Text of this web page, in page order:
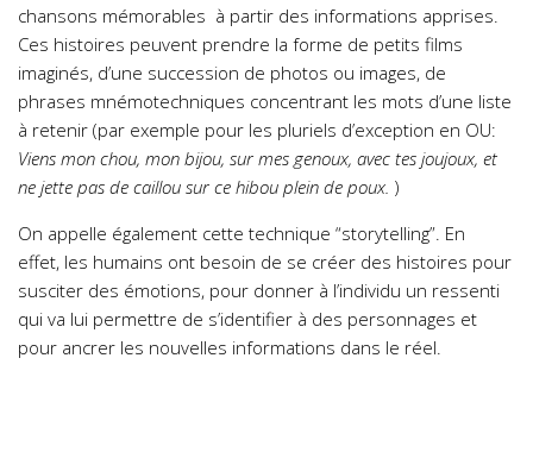
chansons mémorables à partir des informations apprises.
Ces histoires peuvent prendre la forme de petits films
imaginés, d’une succession de photos ou images, de
phrases mnémotechniques concentrant les mots d’une liste
à retenir (par exemple pour les pluriels d’exception en OU:
Viens mon chou, mon bijou, sur mes genoux, avec tes joujoux, et
ne jette pas de caillou sur ce hibou plein de poux. )
On appelle également cette technique “storytelling”. En
effet, les humains ont besoin de se créer des histoires pour
susciter des émotions, pour donner à l’individu un ressenti
qui va lui permettre de s’identifier à des personnages et
pour ancrer les nouvelles informations dans le réel.